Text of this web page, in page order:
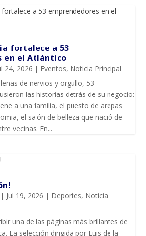
fortalece a 53
en el Atlántico
24, 2026 | Eventos, Noticia Principal
de nervios y orgullo, 53
las historias detrás de su negocio:
a una familia, el puesto de arepas
el salón de belleza que nació de
vecinas. En...
| Jul 19, 2026 | Deportes, Noticia
una de las páginas más brillantes de
La selección dirigida por Luis de la